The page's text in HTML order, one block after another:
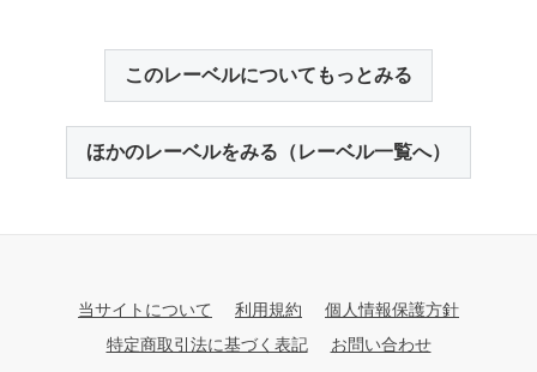
このレーベルについてもっとみる
ほかのレーベルをみる（レーベル一覧へ）
当サイトについて 利用規約
個人情報保護方針
特定商取引法に基づく表記
お問い合わせ